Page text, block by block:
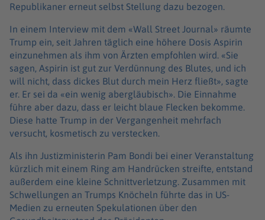
Republikaner erneut selbst Stellung dazu bezogen.
In einem Interview mit dem «Wall Street Journal» räumte
Trump ein, seit Jahren täglich eine höhere Dosis Aspirin
einzunehmen als ihm von Ärzten empfohlen wird. «Sie
sagen, Aspirin ist gut zur Verdünnung des Blutes, und ich
will nicht, dass dickes Blut durch mein Herz fließt», sagte
er. Er sei da «ein wenig abergläubisch». Die Einnahme
führe aber dazu, dass er leicht blaue Flecken bekomme.
Diese hatte Trump in der Vergangenheit mehrfach
versucht, kosmetisch zu verstecken.
Als ihn Justizministerin Pam Bondi bei einer Veranstaltung
kürzlich mit einem Ring am Handrücken streifte, entstand
außerdem eine kleine Schnittverletzung. Zusammen mit
Schwellungen an Trumps Knöcheln führte das in US-
Medien zu erneuten Spekulationen über den